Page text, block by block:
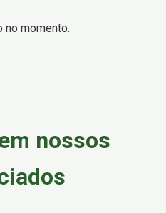
no momento.
nossos